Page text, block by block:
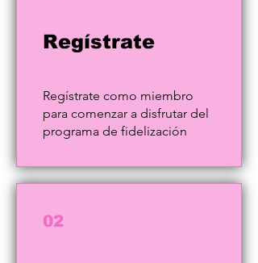
Regístrate
Regístrate como miembro
para comenzar a disfrutar del
programa de fidelización
02